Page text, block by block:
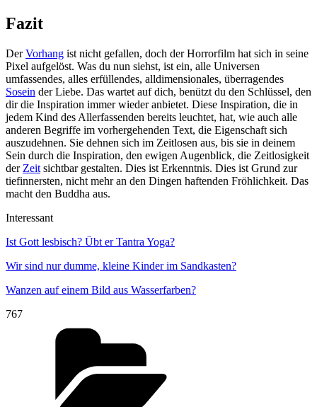
Fazit
DerVorhang ist nicht gefallen, doch der Horrorfilm hat sich in seine
Pixel aufgelöst. Was du nun siehst, ist ein, alle Universen
umfassendes, alles erfüllendes, alldimensionales, überragendes
Sosein der Liebe. Das wartet auf dich, benützt du den Schlüssel, den
dir die Inspiration immer wieder anbietet. Diese Inspiration, die in
jedem Kind des Allerfassenden bereits leuchtet, hat, wie auch alle
anderen Begriffe im vorhergehenden Text, die Eigenschaft sich
auszudehnen. Sie dehnen sich im Zeitlosen aus, bis sie in deinem
Sein durch die Inspiration, den ewigen Augenblick, die Zeitlosigkeit
der Zeit sichtbar gestalten. Dies ist Erkenntnis. Dies ist Grund zur
tiefinnersten, nicht mehr an den Dingen haftenden Fröhlichkeit. Das
macht den Buddha aus.
Interessant
Ist Gott lesbisch? Übt er Tantra Yoga?
Wir sind nur dumme, kleine Kinder im Sandkasten?
Wanzen auf einem Bild aus Wasserfarben?
767